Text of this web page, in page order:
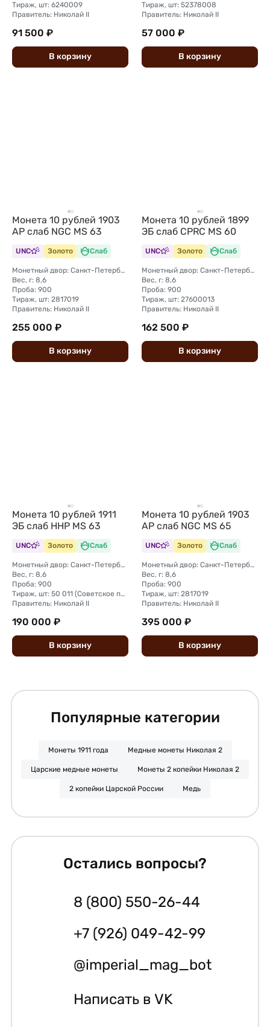
Тираж, шт: 6240009
Правитель: Николай II
91 500 ₽
В корзину
Тираж, шт: 52378008
Правитель: Николай II
57 000 ₽
В корзину
Монета 10 рублей 1903
АР слаб NGC MS 63
UNC Золото Слаб
Монетный двор: Санкт-Петербургский монетный двор
Вес, г: 8,6
Проба: 900
Тираж, шт: 2817019
Правитель: Николай II
255 000 ₽
В корзину
Монета 10 рублей 1899
ЭБ слаб CPRC MS 60
UNC Золото Слаб
Монетный двор: Санкт-Петербургский монетный двор
Вес, г: 8,6
Проба: 900
Тираж, шт: 27600013
Правитель: Николай II
162 500 ₽
В корзину
Монета 10 рублей 1911
ЭБ слаб ННР MS 63
UNC Золото Слаб
Монетный двор: Санкт-Петербургский монетный двор
Вес, г: 8,6
Проба: 900
Тираж, шт: 50 011 (Советское правительство с декабря 1925 г. по март 1926 г. отчеканило 2 011 000 10-ти рублевого достоинства царского образца, предположительно штемпелями 1911 г.)
Правитель: Николай II
190 000 ₽
В корзину
Монета 10 рублей 1903
АР слаб NGC MS 65
UNC Золото Слаб
Монетный двор: Санкт-Петербургский монетный двор
Вес, г: 8,6
Проба: 900
Тираж, шт: 2817019
Правитель: Николай II
395 000 ₽
В корзину
Популярные категории
Монеты 1911 года Медные монеты Николая 2
Царские медные монеты Монеты 2 копейки Николая 2
2 копейки Царской России Медь
Остались вопросы?
8 (800) 550-26-44
+7 (926) 049-42-99
@imperial_mag_bot
Написать в VK